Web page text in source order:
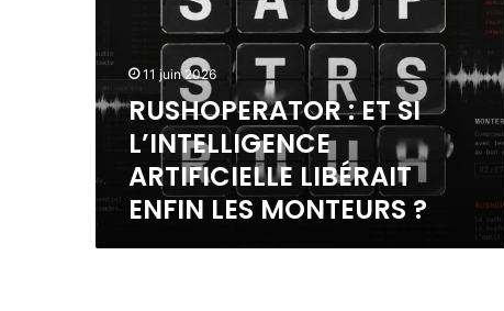
E
R
A
R
:
T
11 juin 2026
RUSHOPERATOR : ET SI
L’INTELLIGENCE
ARTIFICIELLE LIBÉRAIT
ENFIN LES MONTEURS ?